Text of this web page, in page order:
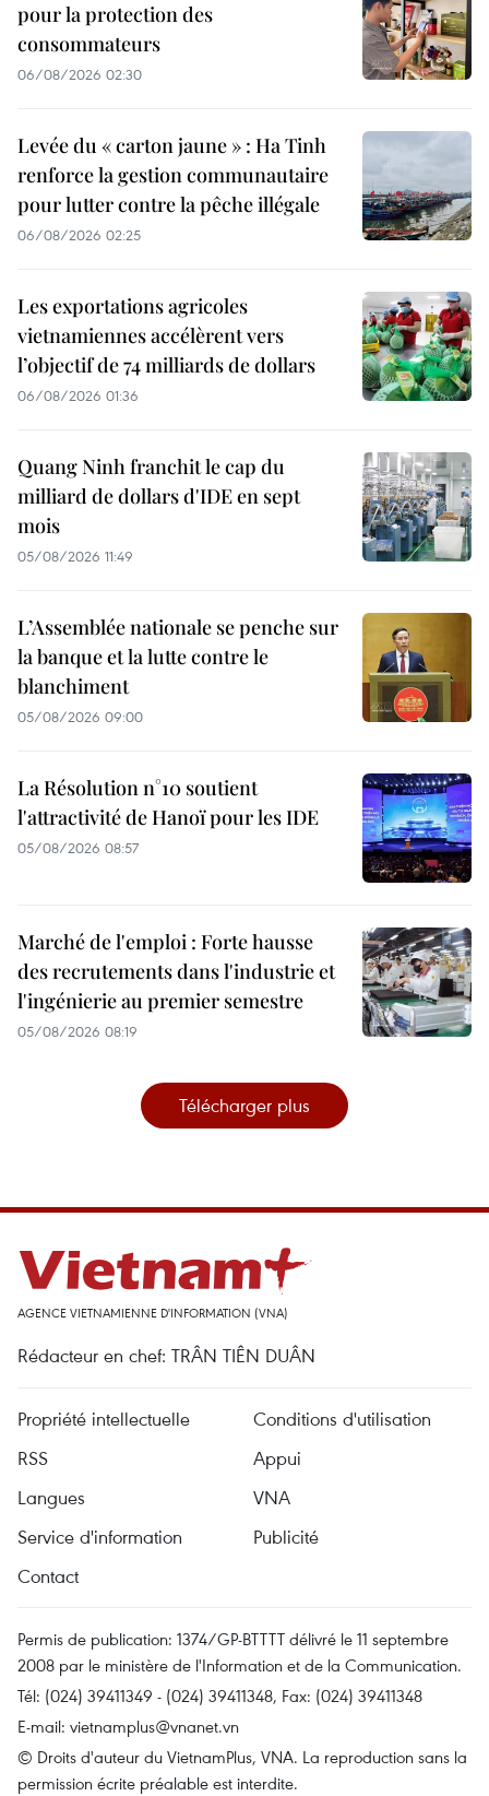
pour la protection des
consommateurs
06/08/2026 02:30
Levée du « carton jaune » : Ha Tinh
renforce la gestion communautaire
pour lutter contre la pêche illégale
06/08/2026 02:25
Les exportations agricoles
vietnamiennes accélèrent vers
l’objectif de 74 milliards de dollars
06/08/2026 01:36
Quang Ninh franchit le cap du
milliard de dollars d'IDE en sept
mois
05/08/2026 11:49
L’Assemblée nationale se penche sur
la banque et la lutte contre le
blanchiment
05/08/2026 09:00
La Résolution n°10 soutient
l'attractivité de Hanoï pour les IDE
05/08/2026 08:57
Marché de l'emploi : Forte hausse
des recrutements dans l'industrie et
l'ingénierie au premier semestre
05/08/2026 08:19
Télécharger plus
AGENCE VIETNAMIENNE D'INFORMATION (VNA)
Rédacteur en chef: TRÂN TIÊN DUÂN
Propriété intellectuelle
Conditions d'utilisation
RSS
Appui
Langues
VNA
Service d'information
Publicité
Contact
Permis de publication: 1374/GP-BTTTT délivré le 11 septembre
2008 par le ministère de l'Information et de la Communication.
Tél: (024) 39411349 - (024) 39411348, Fax: (024) 39411348
E-mail: vietnamplus@vnanet.vn
© Droits d'auteur du VietnamPlus, VNA. La reproduction sans la
permission écrite préalable est interdite.